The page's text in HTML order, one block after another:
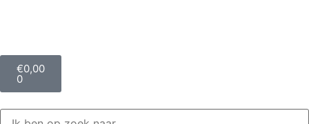
€0,00
0